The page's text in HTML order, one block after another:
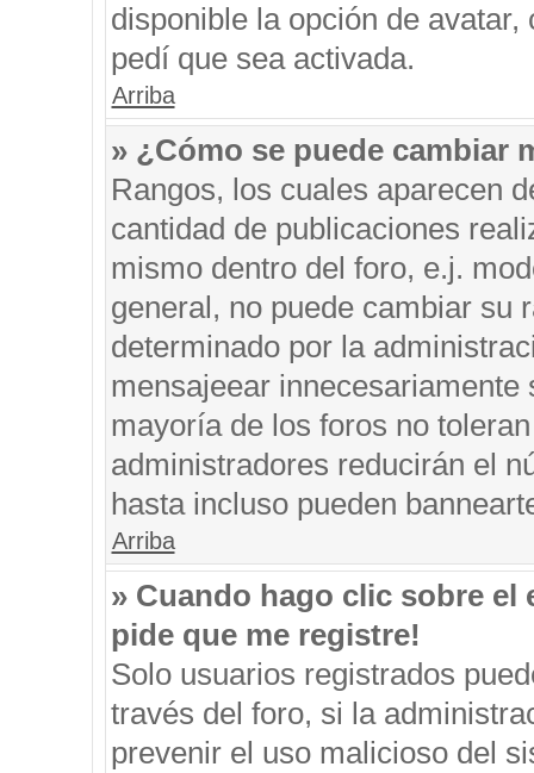
disponible la opción de
pedí que sea activada.
Arriba
» ¿Cómo se puede cambiar
Rangos, los cuales aparecen
cantidad de publicaciones
mismo dentro del foro, e.j.
general, no puede cambiar su
determinado por la
mensajeear
mayoría de los foros no
administradores reducirán el
hasta incluso pueden
Arriba
» Cuando hago clic sobre el
pide que me registre!
Solo usuarios registrados
través del foro, si la
prevenir el uso malicioso del